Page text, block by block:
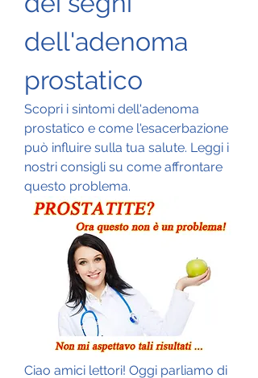
dell'adenoma
prostatico
Scopri i sintomi dell'adenoma
prostatico e come l'esacerbazione
può influire sulla tua salute. Leggi i
nostri consigli su come affrontare
questo problema.
Ciao amici lettori! Oggi parliamo di